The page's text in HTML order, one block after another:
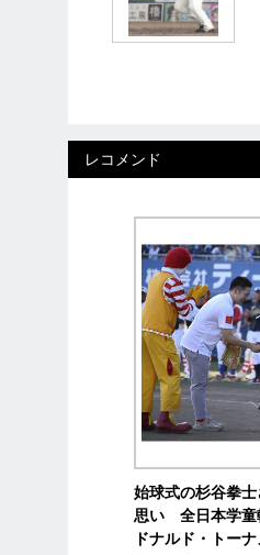
レコメンド
始球式の杉谷拳
思い 全日本学童
ドナルド・トー